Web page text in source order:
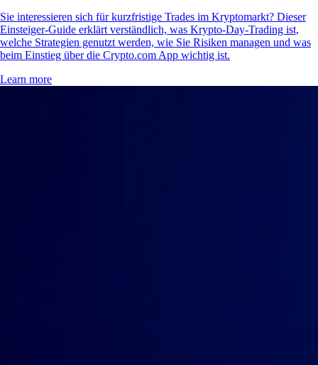
Sie interessieren sich für kurzfristige Trades im Kryptomarkt? Dieser
Einsteiger-Guide erklärt verständlich, was Krypto-Day-Trading ist,
welche Strategien genutzt werden, wie Sie Risiken managen und was
beim Einstieg über die Crypto.com App wichtig ist.
Learn more